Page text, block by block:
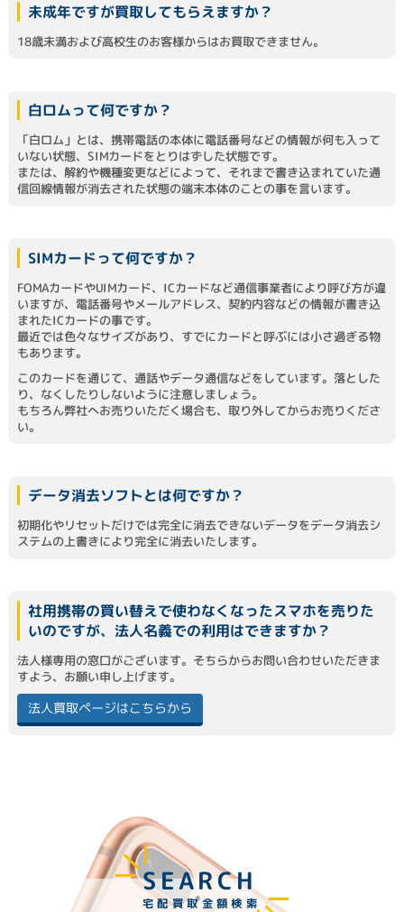
未成年ですが買取してもらえますか？
18歳未満および高校生のお客様からはお買取できません。
白ロムって何ですか？
「白ロム」とは、携帯電話の本体に電話番号などの情報が何も入って
いない状態、SIMカードをとりはずした状態です。
または、解約や機種変更などによって、それまで書き込まれていた通
信回線情報が消去された状態の端末本体のことの事を言います。
SIMカードって何ですか？
FOMAカードやUIMカード、ICカードなど通信事業者により呼び方が違
いますが、電話番号やメールアドレス、契約内容などの情報が書き込
まれたICカードの事です。
最近では色々なサイズがあり、すでにカードと呼ぶには小さ過ぎる物
もあります。
このカードを通じて、通話やデータ通信などをしています。落とした
り、なくしたりしないように注意しましょう。
もちろん弊社へお売りいただく場合も、取り外してからお売りくださ
い。
データ消去ソフトとは何ですか？
初期化やリセットだけでは完全に消去できないデータをデータ消去シ
ステムの上書きにより完全に消去いたします。
社用携帯の買い替えで使わなくなったスマホを売りた
いのですが、法人名義での利用はできますか？
法人様専用の窓口がございます。そちらからお問い合わせいただきま
すよう、お願い申し上げます。
法人買取ページはこちらから
SEARCH
宅配買取金額検索